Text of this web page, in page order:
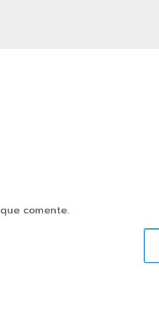
comente.